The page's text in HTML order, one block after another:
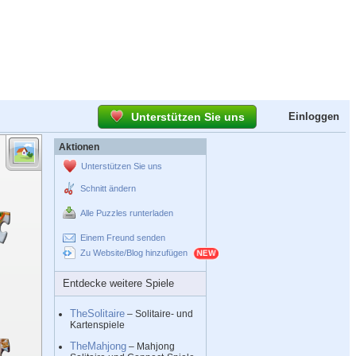
Unterstützen Sie uns Einloggen
Aktionen
Unterstützen Sie uns
Schnitt ändern
Alle Puzzles runterladen
Einem Freund senden
Zu Website/Blog hinzufügen
Entdecke weitere Spiele
TheSolitaire – Solitaire- und
Kartenspiele
TheMahjong – Mahjong